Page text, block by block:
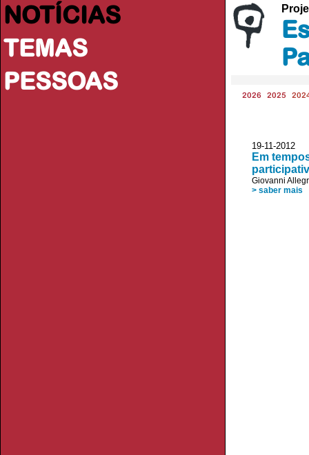
NOTÍCIAS
TEMAS
PESSOAS
2026 2025
19-11-
Em
Giovanni
> saber mais